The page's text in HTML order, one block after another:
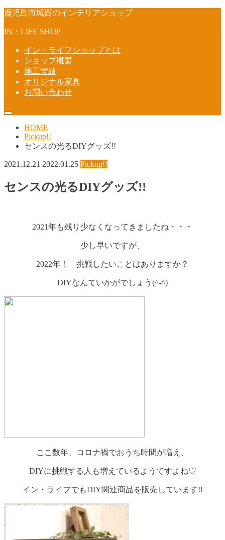
鹿児島市城西のインテリアショップ
IN・LIFE SHOP
イン・ライフショップとは
ショップ概要
施工実績
オリジナル家具
お問い合わせ
HOME
Pickup!!
センスの光るDIYグッズ!!
2021.12.21 2022.01.25 Pickup!!
センスの光るDIYグッズ!!
2021年も残り少なくなってきましたね・・・
少し早いですが、
2022年！ 挑戦したいことはありますか？
DIYなんていかがでしょう(^-^)
ここ数年、コロナ禍でおうち時間が増え、
DIYに挑戦する人も増えているようですよね♡
イン・ライフでもDIY関連商品を販売しています!!